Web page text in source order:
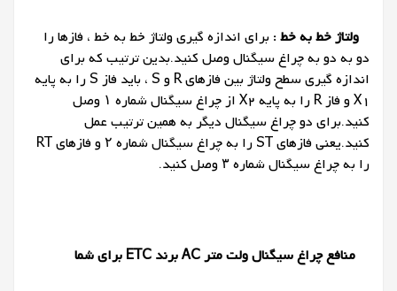
ولتاژ خط به خط: برای اندازه گیری ولتاژ خط به خط ، فازها را
دو به دو به چراغ سیگنال وصل کنید.بدین ترتیب که برای
اندازه گیری سطح ولتاژ بین فازهای R و S ، باید فاز S را به پایه
X1 و فاز R را به پایه X2 از چراغ سیگنال شماره ۱ وصل
کنید.برای دو چراغ سیگنال دیگر به همین ترتیب عمل
کنید.یعنی فازهای ST را به چراغ سیگنال شماره ۲ و فازهای RT
را به چراغ سیگنال شماره ۳ وصل کنید.
منافع چراغ سیگنال ولت مترACبرند ETC برای شما